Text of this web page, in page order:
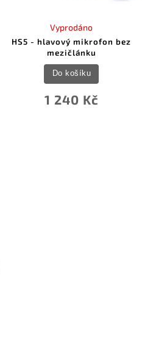
HS5 - hlavový mikrofon bez
mezičlánku
Vyprodáno
1 240 Kč
Do košíku